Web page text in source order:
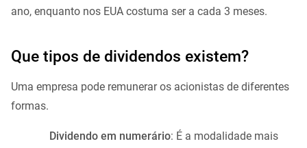
ano, enquanto nos EUA costuma ser a cada 3 meses.
Que tipos de dividendos existem?
Uma empresa pode remunerar os acionistas de diferentes
formas.
Dividendo em numerário: É a modalidade mais